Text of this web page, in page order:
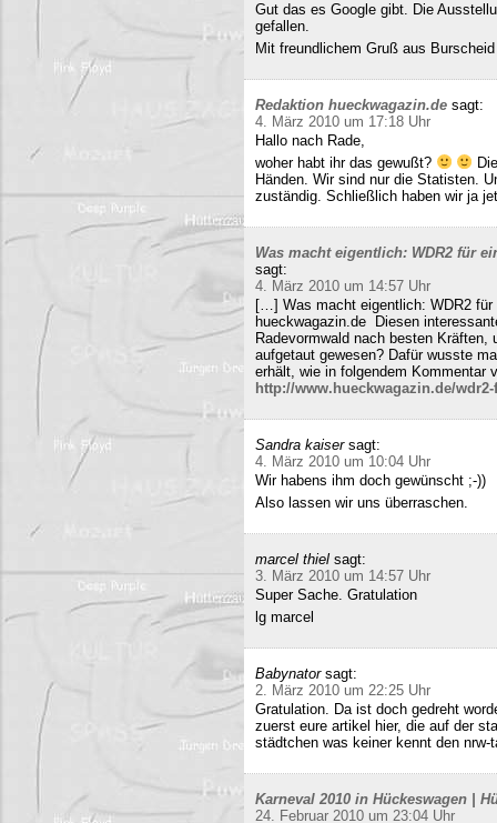
Gut das es Google gibt. Die
gefallen.
Mit freundlichem Gruß aus Burscheid
Redaktion hueckwagazin.de sagt:
4. März 2010 um 17:18 Uhr
Hallo nach Rade,
woher habt ihr das gewußt?
Händen. Wir sind nur die Statisten.
zuständig. Schließlich haben wir ja
Was macht eigentlich: WDR2 für
sagt:
4. März 2010 um 14:57 Uhr
[…] Was macht eigentlich: WDR2
hueckwagazin.de Diesen
Radevormwald nach besten
aufgetaut gewesen? Dafür wusste
erhält, wie in folgendem Kommentar
http://www.hueckwagazin.de/
Sandra kaiser sagt:
4. März 2010 um 10:04 Uhr
Wir habens ihm doch gewünscht ;-))
Also lassen wir uns überraschen.
marcel thiel sagt:
3. März 2010 um 14:57 Uhr
Super Sache. Gratulation
lg marcel
Babynator sagt:
2. März 2010 um 22:25 Uhr
Gratulation. Da ist doch gedreht
zuerst eure artikel hier, die auf der
städtchen was keiner kennt den nrw-
Karneval 2010 in Hückeswagen |
24. Februar 2010 um 23:04 Uhr